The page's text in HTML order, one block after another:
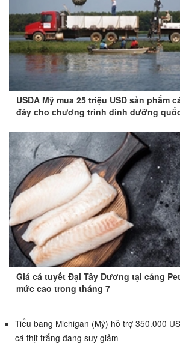
USDA Mỹ mua 25 triệu USD sản phẩm
đáy cho chương trình dinh dưỡng
Giá cá tuyết Đại Tây Dương tại cảng
mức cao trong tháng 7
Tiểu bang Michigan (Mỹ) hỗ trợ 350.000
cá thịt trắng đang suy giảm